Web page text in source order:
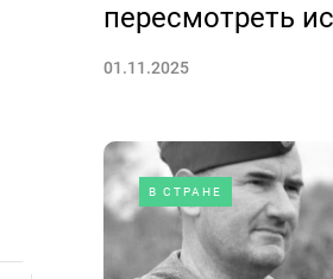
пересмотреть
01.11.2025
В СТРАНЕ